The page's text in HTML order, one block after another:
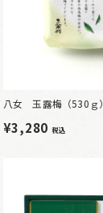
八女 玉露梅（530ｇ）
¥3,280 税込